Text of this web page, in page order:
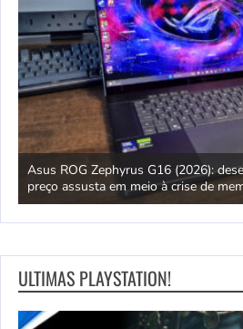
Asus ROG Zephyrus G16 (2026):
preço assusta em meio à crise de
ULTIMAS PLAYSTATION!